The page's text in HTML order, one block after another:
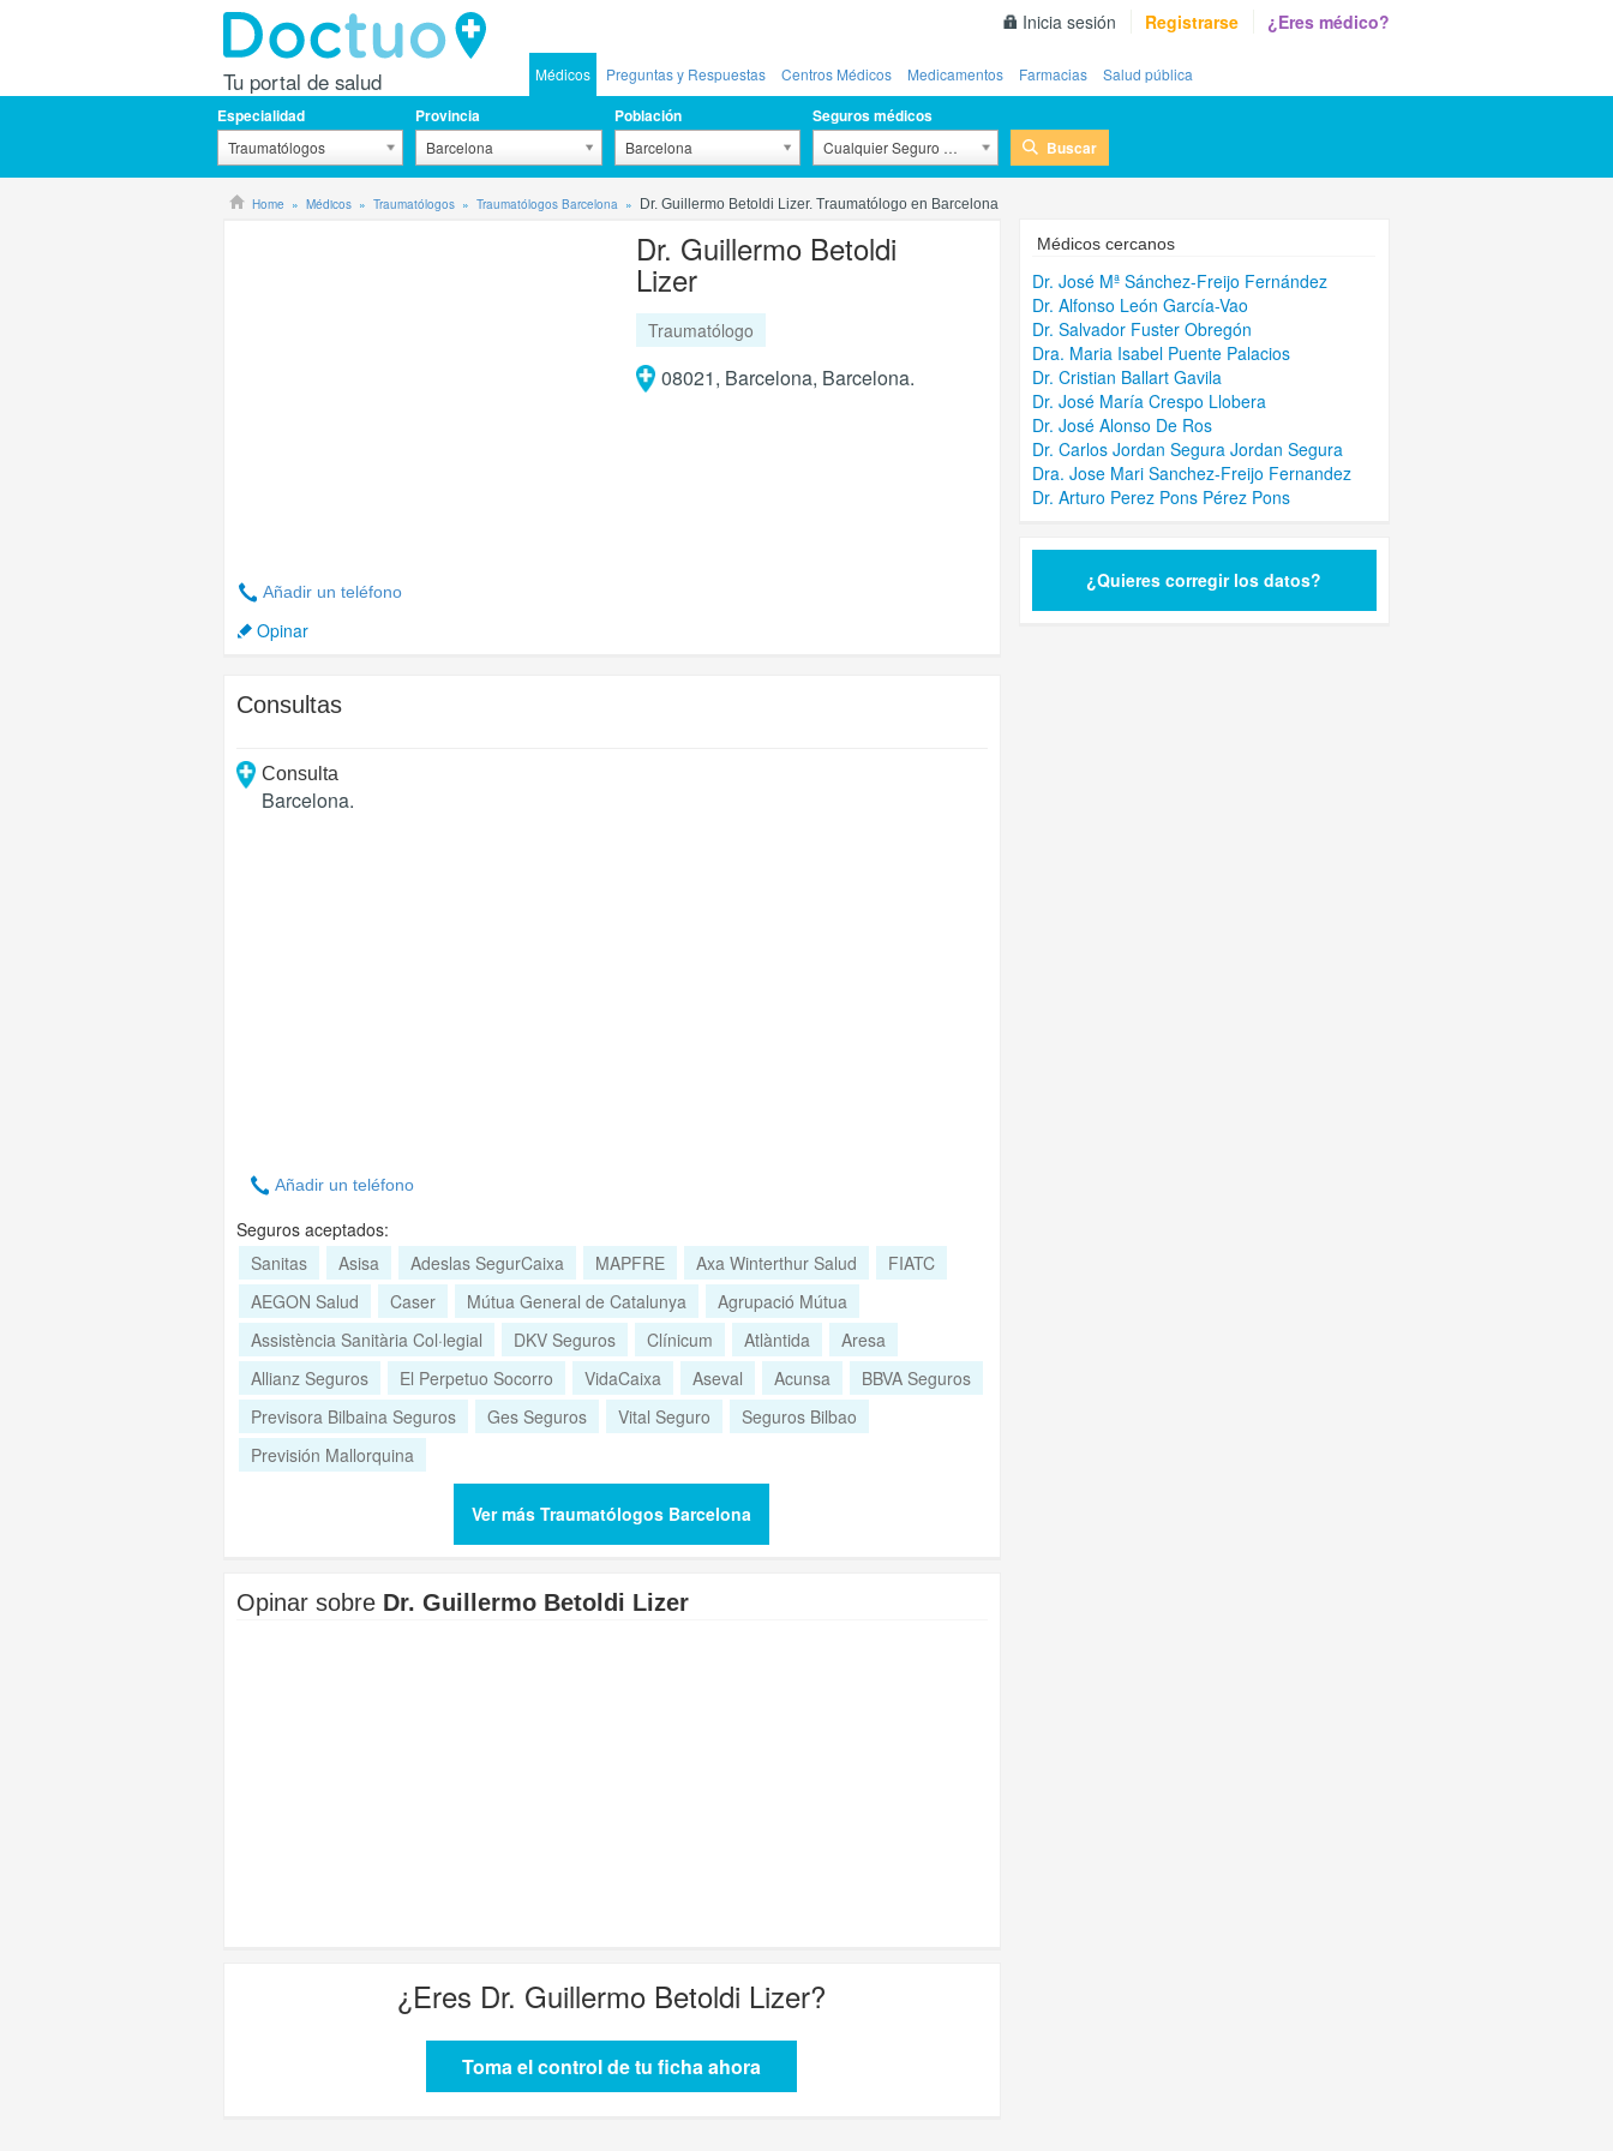
Tu portal de salud
Inicia sesión Registrarse ¿Eres médico?
Médicos Preguntas y Respuestas Centros Médicos Medicamentos Farmacias Salud pública
Especialidad
Traumatólogos
Provincia
Barcelona
Población
Barcelona
Seguros médicos
Cualquier Seguro Médico Buscar
Home Médicos Traumatólogos Traumatólogos Barcelona Dr. Guillermo Betoldi Lizer. Traumatólogo en Barcelona
Añadir un teléfono
Opinar
Dr. Guillermo Betoldi
Lizer
Traumatólogo
08021, Barcelona, Barcelona.
Consultas
Consulta
Barcelona.
Añadir un teléfono
Seguros aceptados:
Sanitas
Asisa Adeslas SegurCaixa MAPFRE Axa Winterthur Salud
FIATC
AEGON Salud
Caser Mútua General de Catalunya
Agrupació Mútua
Assistència Sanitària Col·legial
DKV Seguros Clínicum Atlàntida
Aresa
Allianz Seguros
El Perpetuo Socorro VidaCaixa Aseval Acunsa
BBVA Seguros
Previsora Bilbaina Seguros
Ges Seguros Vital Seguro
Seguros Bilbao
Previsión Mallorquina
Ver más Traumatólogos Barcelona
Opinar sobre Dr. Guillermo Betoldi Lizer
¿Eres Dr. Guillermo Betoldi Lizer?
Toma el control de tu ficha ahora
Médicos cercanos
Dr. José Mª Sánchez-Freijo Fernández
Dr. Alfonso León García-Vao
Dr. Salvador Fuster Obregón
Dra. Maria Isabel Puente Palacios
Dr. Cristian Ballart Gavila
Dr. José María Crespo Llobera
Dr. José Alonso De Ros
Dr. Carlos Jordan Segura Jordan Segura
Dra. Jose Mari Sanchez-Freijo Fernandez
Dr. Arturo Perez Pons Pérez Pons
¿Quieres corregir los datos?